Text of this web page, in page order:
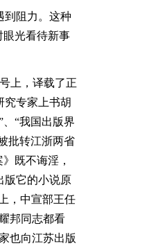
到阻力。这种
眼光看待新事
上，译载了正
究专家上书胡
“我国出版界
批转江浙两省
既不诲淫，
版它的小说原
，中宣部王任
邦同志都看
也向江苏出版